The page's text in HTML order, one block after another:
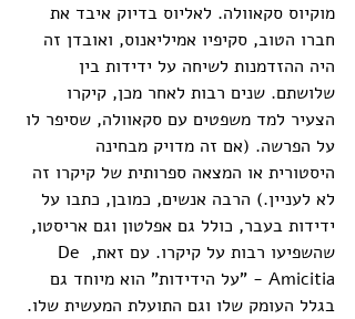
מוקיוס סקאוולה. לאליוס בדיוק איבד את
חברו הטוב, סקיפיו אמיליאנוס, ואובדן זה
היה ההזדמנות לשיחה על ידידות בין
שלושתם. שנים רבות לאחר מכן, קיקרו
הצעיר למד משפטים עם סקאוולה, שסיפר לו
על הפרשה. (אם זה מדויק מבחינה
היסטורית או המצאה ספרותית של קיקרו זה
לא לעניין.) הרבה אנשים, כמובן, כתבו על
ידידות בעבר, כולל גם אפלטון וגם אריסטו,
שהשפיעו רבות על קיקרו. עם זאת, De
Amicitia - "על הידידות" הוא מיוחד גם
בגלל העומק שלו וגם התועלת המעשית שלו.